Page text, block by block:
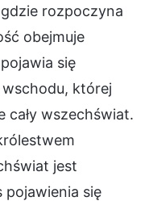
rozpoczyna
obejmuje
się
wschodu, której
cały wszechświat.
jest
pojawienia się